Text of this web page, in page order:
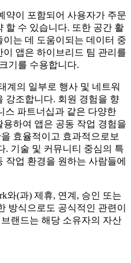
약이 포함되어 사용자가 주문
할 수 있습니다. 또한 공간 활
는 데 도움이되는 데이터 중
앱은 하이브리드 팀 관리를
기를 수용합니다.
계의 일부로 행사 및 네트워
강조합니다. 회원 경험을 향
스 파트너십과 같은 다양한
하여 앱은 공동 작업 경험을
효율적이고 효과적으로보
. 기술 및 커뮤니티 중심의 특
작업 환경을 원하는 사람들에
와(과) 제휴, 연계, 승인 또는
방식으로도 공식적인 관련이
랜드는 해당 소유자의 자산